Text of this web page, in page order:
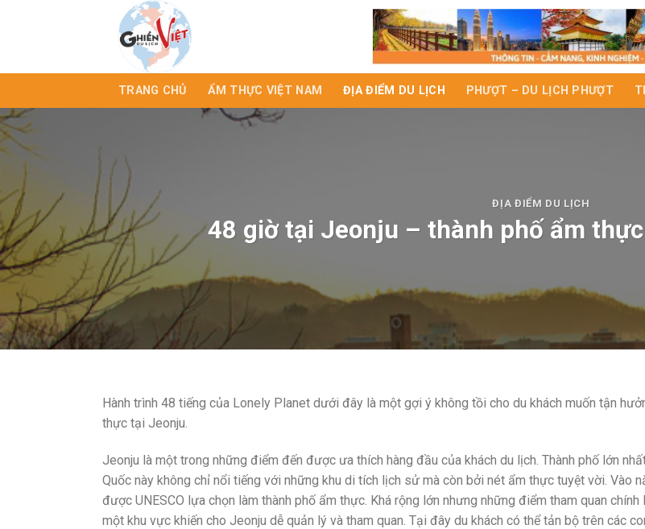
TRANG CHỦ ẨM THỰC VIỆT NAM ĐỊA ĐIỂM DU LỊCH PHƯỢT – DU LỊCH PHƯỢT
ĐỊA ĐIỂM DU LỊCH
48 giờ tại Jeonju – thành phố ẩm
Hành trình 48 tiếng của Lonely Planet dưới đây là một gợi ý không tồi cho du khách muốn tận
thực tại Jeonju.
Jeonju là một trong những điểm đến được ưa thích hàng đầu của khách du lịch. Thành phố lớn
Quốc này không chỉ nổi tiếng với những khu di tích lịch sử mà còn bởi nét ẩm thực tuyệt vời. Vào
được UNESCO lựa chọn làm thành phố ẩm thực. Khá rộng lớn nhưng những điểm tham quan
một khu vực khiến cho Jeonju dễ quản lý và tham quan. Tại đây du khách có thể tản bộ trên các